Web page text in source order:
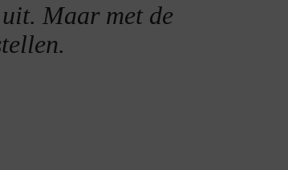
Maar met de